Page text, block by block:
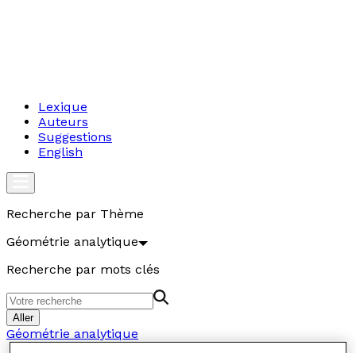
Lexique
Auteurs
Suggestions
English
Recherche par Thème
Géométrie analytique
Recherche par mots clés
Aller
Géométrie analytique